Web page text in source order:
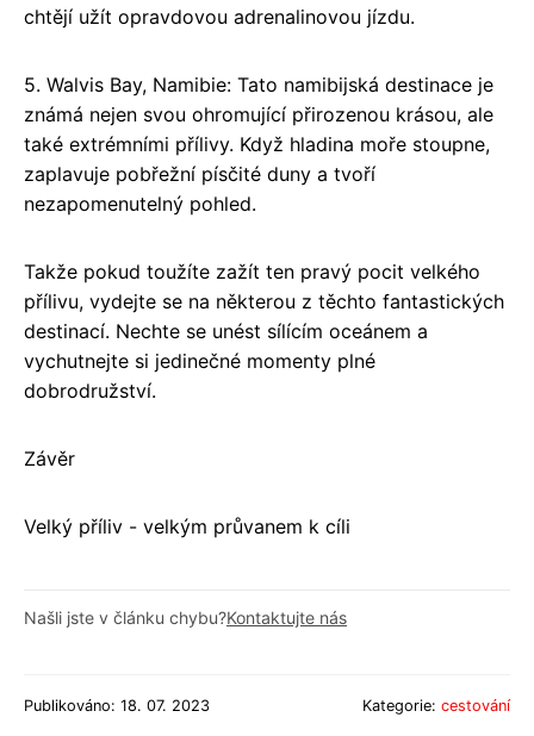
chtějí užít opravdovou adrenalinovou jízdu.
5. Walvis Bay, Namibie: Tato namibijská destinace je
známá nejen svou ohromující přirozenou krásou, ale
také extrémními přílivy. Když hladina moře stoupne,
zaplavuje pobřežní písčité duny a tvoří
nezapomenutelný pohled.
Takže pokud toužíte zažít ten pravý pocit velkého
přílivu, vydejte se na některou z těchto fantastických
destinací. Nechte se unést sílícím oceánem a
vychutnejte si jedinečné momenty plné
dobrodružství.
Závěr
Velký příliv - velkým průvanem k cíli
Našli jste v článku chybu?Kontaktujte nás
Publikováno: 18. 07. 2023 Kategorie: cestování